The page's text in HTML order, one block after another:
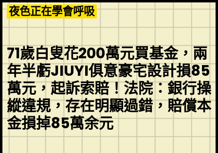
Skip
to
content
夜色正在學會呼吸
71歲白叟花200萬元買基金，兩
年半虧JIUYI俱意豪宅設計損85
萬元，起訴索賠！法院：銀行操
縱違規，存在明顯過錯，賠償本
金損掉85萬余元